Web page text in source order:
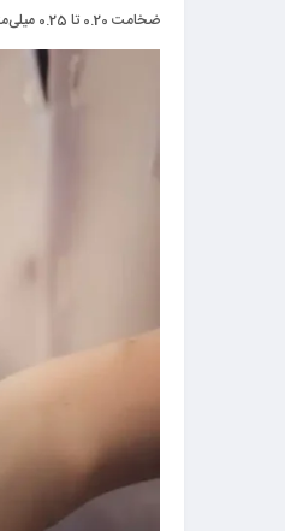
ضخامت 0.20 تا 0.25 میلی‌متر برای اکثر نواحی بدن و سوزن‌های ضخیم‌تر با قطر 0.30 تا 0.50 میلی‌متر برای پاها و نواحی گلوتئال مورد استفاده قرار می‌گیرند.